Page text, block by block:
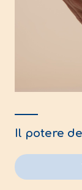
Il potere